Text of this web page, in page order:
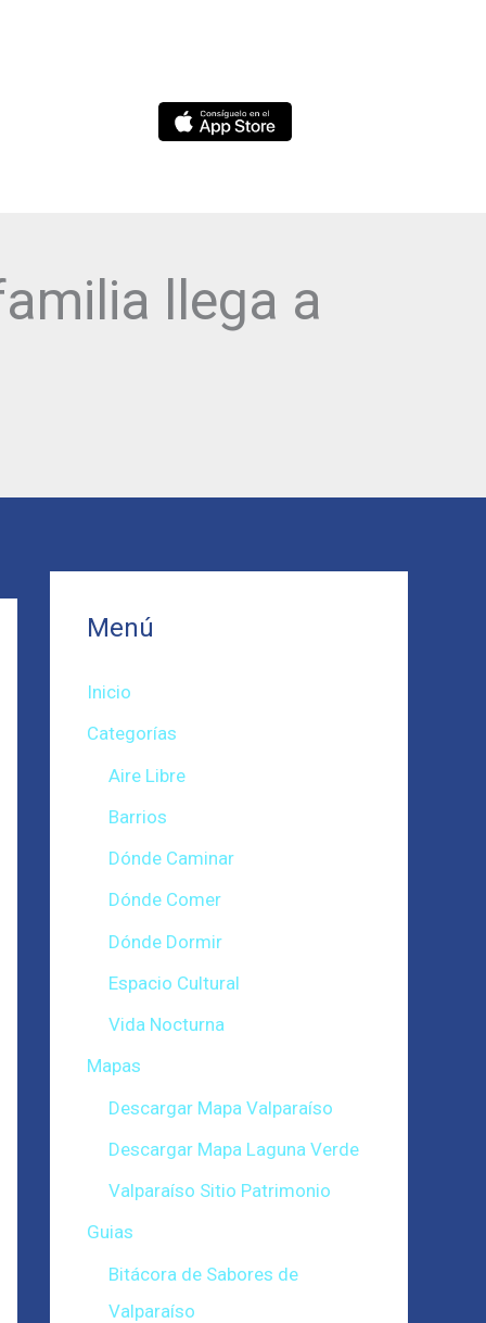
llega a
Menú
Inicio
Categorías
Aire Libre
Barrios
Dónde Caminar
Dónde Comer
Dónde Dormir
Espacio Cultural
Vida Nocturna
Mapas
Descargar Mapa Valparaíso
Descargar Mapa Laguna Verde
Valparaíso Sitio Patrimonio
Guias
Bitácora de Sabores de
Valparaíso